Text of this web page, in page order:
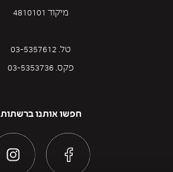
מיקוד 4810101
טל. 03-5357612
פקס. 03-5353736
חפשו אותנו ברשתות